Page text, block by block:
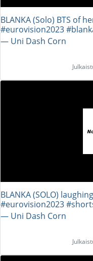
BLANKA (Solo) BTS of
#eurovision2023
― Uni Dash Corn
BLANKA (SOLO)
#eurovision2023
― Uni Dash Corn